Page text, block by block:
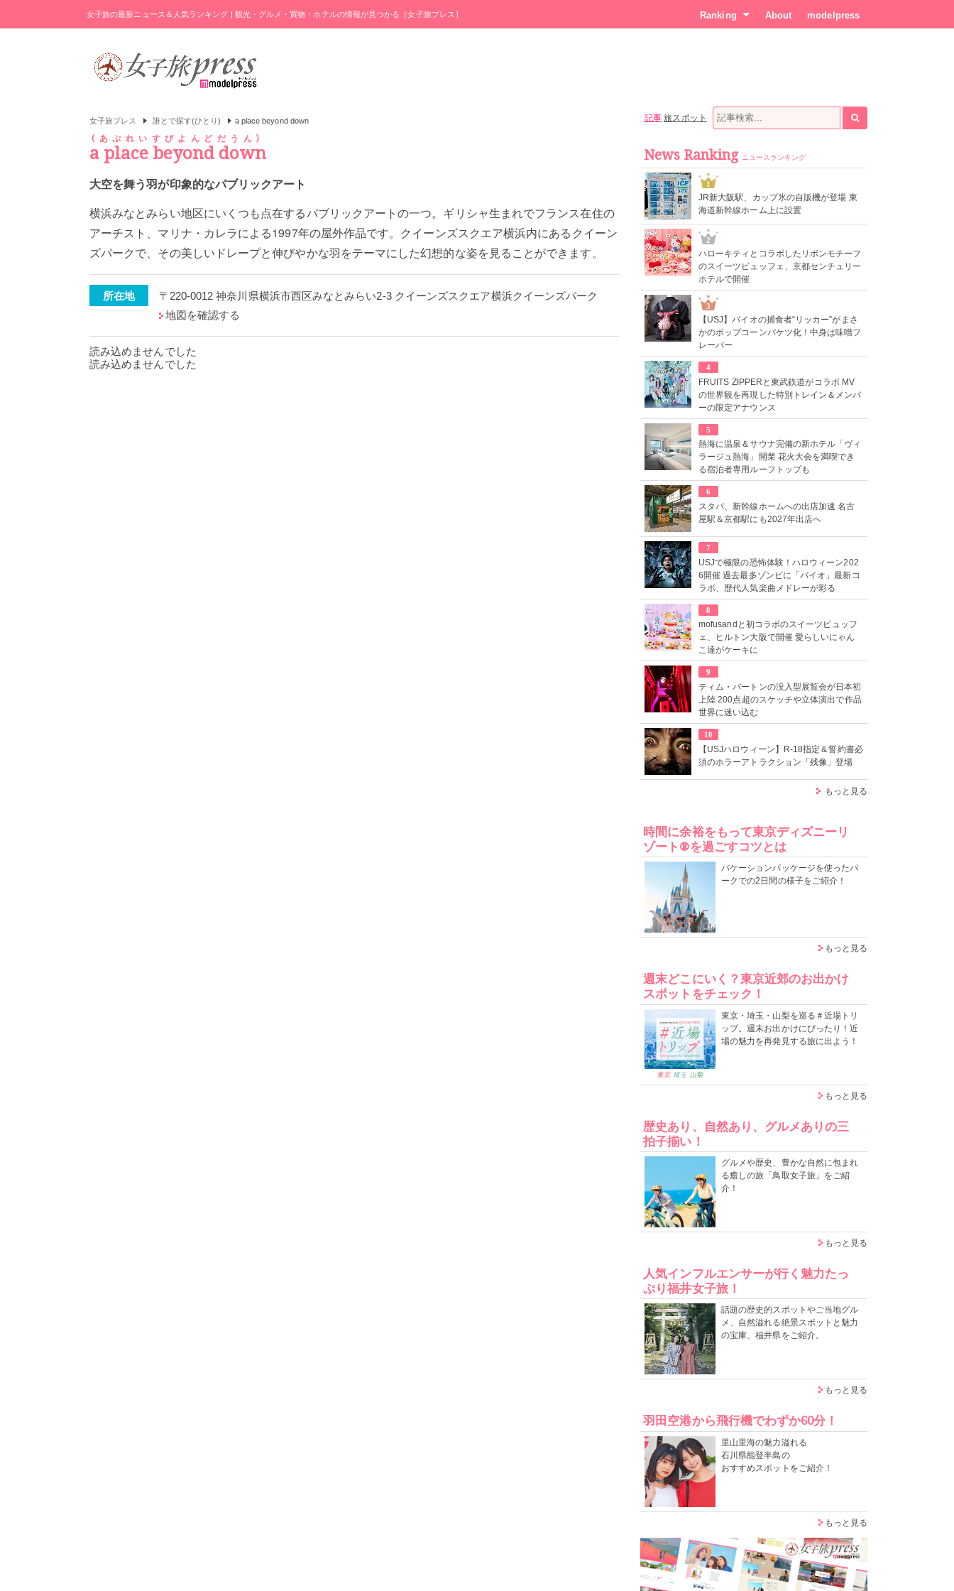
女子旅の最新ニュース＆人気ランキング | 観光・グルメ・買物・ホテルの情報が見つかる［女子旅プレス］ Ranking About modelpress
女子旅プレス 誰とで探す(ひとり) a place beyond down
a place beyond down
あぷれいすびよんどだうん
大空を舞う羽が印象的なパブリックアート
横浜みなとみらい地区にいくつも点在するパブリックアートの一つ。ギリシャ生まれでフランス在住の
アーチスト、マリナ・カレラによる1997年の屋外作品です。クイーンズスクエア横浜内にあるクイーン
ズパークで、その美しいドレープと伸びやかな羽をテーマにした幻想的な姿を見ることができます。
所在地
〒220-0012 神奈川県横浜市西区みなとみらい2-3 クイーンズスクエア横浜クイーンズパーク
地図を確認する
読み込めませんでした
読み込めませんでした
記事 旅スポット
News Ranking ニュースランキング
1
JR新大阪駅、カップ氷の自販機が登場 東
海道新幹線ホーム上に設置
2
ハローキティとコラボしたリボンモチーフ
のスイーツビュッフェ、京都センチュリー
ホテルで開催
3
【USJ】バイオの捕食者“リッカー”がまさ
かのポップコーンバケツ化！中身は味噌フ
レーバー
4
FRUITS ZIPPERと東武鉄道がコラボ MV
の世界観を再現した特別トレイン＆メンバ
ーの限定アナウンス
5
熱海に温泉＆サウナ完備の新ホテル「ヴィ
ラージュ熱海」開業 花火大会を満喫でき
る宿泊者専用ルーフトップも
6
スタバ、新幹線ホームへの出店加速 名古
屋駅＆京都駅にも2027年出店へ
7
USJで極限の恐怖体験！ハロウィーン202
6開催 過去最多ゾンビに「バイオ」最新コ
ラボ、歴代人気楽曲メドレーが彩る
8
mofusandと初コラボのスイーツビュッフ
ェ、ヒルトン大阪で開催 愛らしいにゃん
こ達がケーキに
9
ティム・バートンの没入型展覧会が日本初
上陸 200点超のスケッチや立体演出で作品
世界に迷い込む
10
【USJハロウィーン】R-18指定＆誓約書必
須のホラーアトラクション「残像」登場
もっと見る
時間に余裕をもって東京ディズニーリ
ゾート®を過ごすコツとは
バケーションパッケージを使ったパ
ークでの2日間の様子をご紹介！
もっと見る
週末どこにいく？東京近郊のお出かけ
スポットをチェック！
東京・埼玉・山梨を巡る＃近場トリ
ップ。週末お出かけにぴったり！近
場の魅力を再発見する旅に出よう！
もっと見る
歴史あり、自然あり、グルメありの三
拍子揃い！
グルメや歴史、豊かな自然に包まれ
る癒しの旅「鳥取女子旅」をご紹
介！
もっと見る
人気インフルエンサーが行く魅力たっ
ぷり福井女子旅！
話題の歴史的スポットやご当地グル
メ、自然溢れる絶景スポットと魅力
の宝庫、福井県をご紹介。
もっと見る
羽田空港から飛行機でわずか60分！
里山里海の魅力溢れる
石川県能登半島の
おすすめスポットをご紹介！
もっと見る